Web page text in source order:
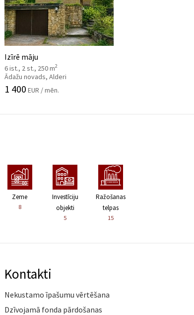
Izīrē māju
6 ist., 2 st., 250 m2
Ādažu novads, Alderi
1 400 EUR / mēn.
Zeme
8
Investīciju
objekti
5
Ražošanas
telpas
15
Kontakti
Nekustamo īpašumu vērtēšana
Dzīvojamā fonda pārdošanas